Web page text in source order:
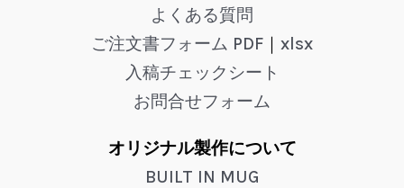
よくある質問
ご注文書フォーム PDF ｜ xlsx
入稿チェックシート
お問合せフォーム
オリジナル製作について
BUILT IN MUG